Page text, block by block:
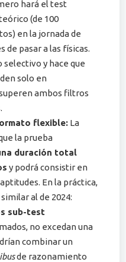
hará el test
(de 100
en la jornada de
de pasar a las físicas.
selectivo y hace que
solo en
ambos filtros
flexible: La
la prueba
duración total
y podrá consistir en
En la práctica,
al de 2024:
sub-test
no excedan una
combinar un
de razonamiento